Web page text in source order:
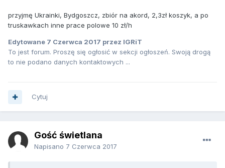
przyjmę Ukrainki, Bydgoszcz, zbiór na akord, 2,3zł koszyk, a po
truskawkach inne prace polowe 10 zł/h
Edytowane 7 Czerwca 2017 przez IGRiT
To jest forum. Proszę się ogłosić w sekcji ogłoszeń. Swoją drogą
to nie podano danych kontaktowych ...
Cytuj
Gość świetlana
Napisano 7 Czerwca 2017